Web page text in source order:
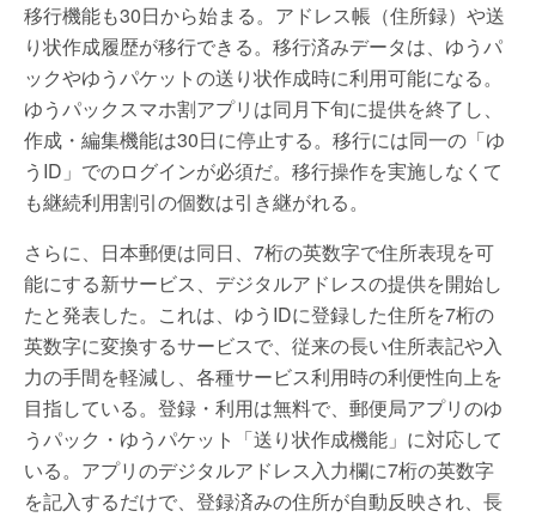
移行機能も30日から始まる。アドレス帳（住所録）や送
り状作成履歴が移行できる。移行済みデータは、ゆうパ
ックやゆうパケットの送り状作成時に利用可能になる。
ゆうパックスマホ割アプリは同月下旬に提供を終了し、
作成・編集機能は30日に停止する。移行には同一の「ゆ
うID」でのログインが必須だ。移行操作を実施しなくて
も継続利用割引の個数は引き継がれる。
さらに、日本郵便は同日、7桁の英数字で住所表現を可
能にする新サービス、デジタルアドレスの提供を開始し
たと発表した。これは、ゆうIDに登録した住所を7桁の
英数字に変換するサービスで、従来の長い住所表記や入
力の手間を軽減し、各種サービス利用時の利便性向上を
目指している。登録・利用は無料で、郵便局アプリのゆ
うパック・ゆうパケット「送り状作成機能」に対応して
いる。アプリのデジタルアドレス入力欄に7桁の英数字
を記入するだけで、登録済みの住所が自動反映され、長